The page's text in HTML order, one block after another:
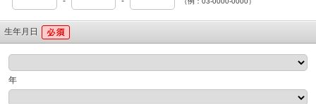
生年月日
年